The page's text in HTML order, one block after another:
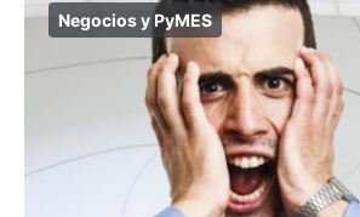
Negocios y PyMES